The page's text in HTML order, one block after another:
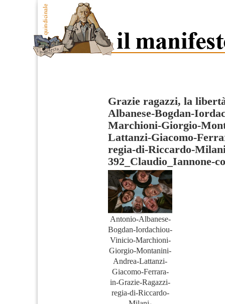
Grazie ragazzi, la
Albanese-Bogdan-
Marchioni-Giorgio-
Lattanzi-Giacomo-
regia-di-Riccardo-
392_Claudio_Iannone-
Antonio-Albanese-
Bogdan-Iordachiou-
Vinicio-Marchioni-
Giorgio-Montanini-
Andrea-Lattanzi-
Giacomo-Ferrara-
in-Grazie-Ragazzi-
regia-di-Riccardo-